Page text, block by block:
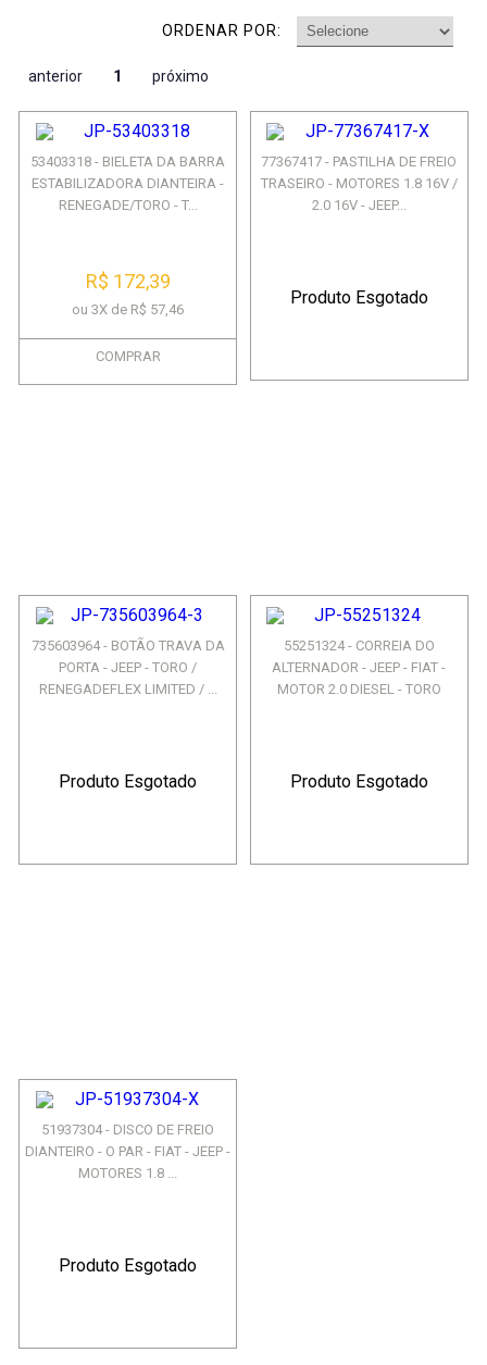
ORDENAR POR:
anterior 1 próximo
53403318 - BIELETA DA BARRA
ESTABILIZADORA DIANTEIRA -
RENEGADE/TORO - T...
R$ 172,39
ou 3X de R$ 57,46
COMPRAR
77367417 - PASTILHA DE FREIO
TRASEIRO - MOTORES 1.8 16V /
2.0 16V - JEEP...
Produto Esgotado
735603964 - BOTÃO TRAVA DA
PORTA - JEEP - TORO /
RENEGADEFLEX LIMITED / ...
Produto Esgotado
55251324 - CORREIA DO
ALTERNADOR - JEEP - FIAT -
MOTOR 2.0 DIESEL - TORO
Produto Esgotado
51937304 - DISCO DE FREIO
DIANTEIRO - O PAR - FIAT - JEEP -
MOTORES 1.8 ...
Produto Esgotado